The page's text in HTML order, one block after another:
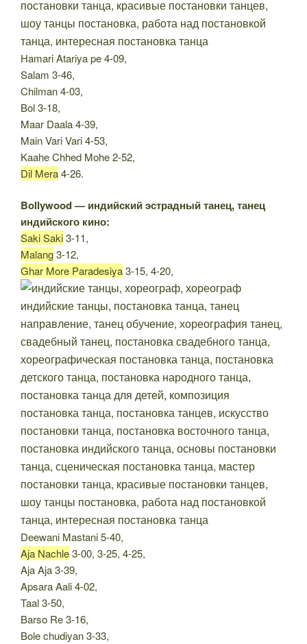
Hamari Atariya pe 4-09,
Salam 3-46,
Chilman 4-03,
Bol 3-18,
Maar Daala 4-39,
Main Vari Vari 4-53,
Kaahe Chhed Mohe 2-52,
Dil Mera4-26.
Bollywood — индийский эстрадный танец, танец
индийского кино:
Saki Saki3-11,
Malang3-12,
Ghar More Paradesiya3-15, 4-20,
Deewani Mastani 5-40,
Aja Nachle3-00, 3-25, 4-25,
Aja Aja 3-39,
Apsara Aali 4-02,
Taal 3-50,
Barso Re 3-16,
Bole chudiyan 3-33,